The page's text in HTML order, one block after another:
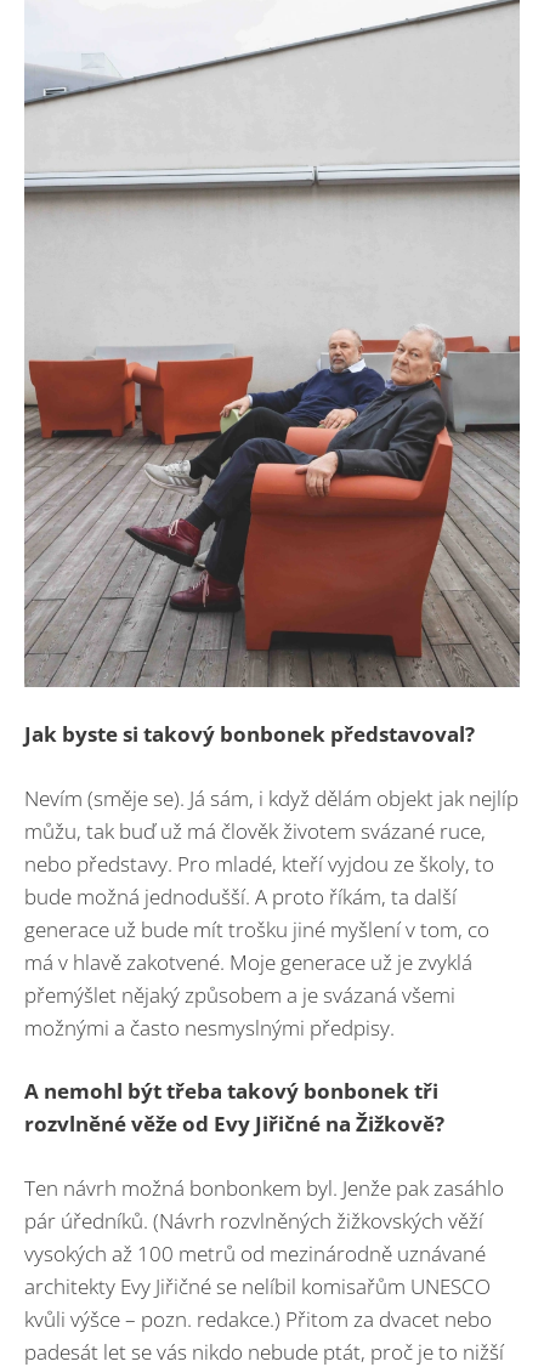
Jak byste si takový bonbonek představoval?
Nevím (směje se). Já sám, i když dělám objekt jak nejlíp
můžu, tak buď už má člověk životem svázané ruce,
nebo představy. Pro mladé, kteří vyjdou ze školy, to
bude možná jednodušší. A proto říkám, ta další
generace už bude mít trošku jiné myšlení v tom, co
má v hlavě zakotvené. Moje generace už je zvyklá
přemýšlet nějaký způsobem a je svázaná všemi
možnými a často nesmyslnými předpisy.
A nemohl být třeba takový bonbonek tři
rozvlněné věže od Evy Jiřičné na Žižkově?
Ten návrh možná bonbonkem byl. Jenže pak zasáhlo
pár úředníků. (Návrh rozvlněných žižkovských věží
vysokých až 100 metrů od mezinárodně uznávané
architekty Evy Jiřičné se nelíbil komisařům UNESCO
kvůli výšce – pozn. redakce.) Přitom za dvacet nebo
padesát let se vás nikdo nebude ptát, proč je to nižší